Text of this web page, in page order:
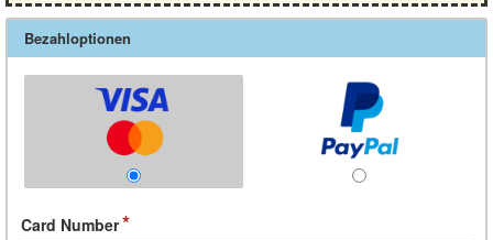
Bezahloptionen
Card Number